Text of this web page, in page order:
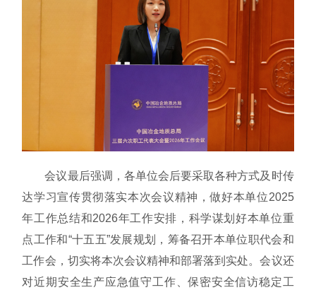
会议最后强调，各单位会后要采取各种方式及时传
达学习宣传贯彻落实本次会议精神，做好本单位2025
年工作总结和2026年工作安排，科学谋划好本单位重
点工作和“十五五”发展规划，筹备召开本单位职代会和
工作会，切实将本次会议精神和部署落到实处。会议还
对近期安全生产应急值守工作、保密安全信访稳定工